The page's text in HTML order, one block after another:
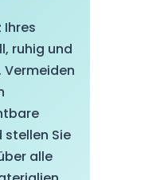
ruhig und
stellen Sie
alle